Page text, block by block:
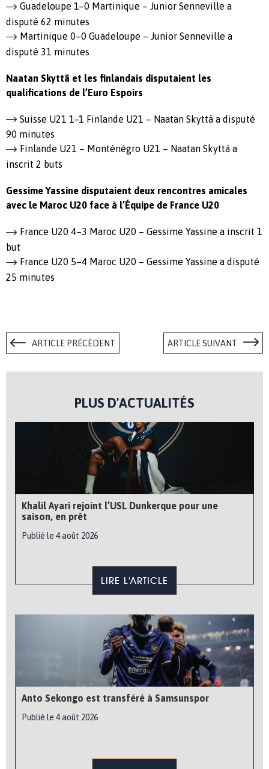
Guadeloupe 1–0 Martinique – Junior Senneville a
disputé 62 minutes
Martinique 0–0 Guadeloupe – Junior Senneville a
disputé 31 minutes
Naatan Skyttä et les finlandais disputaient les
qualifications de l’Euro Espoirs
Suisse U21 1–1 Finlande U21 – Naatan Skyttä a disputé
90 minutes
Finlande U21 – Monténégro U21 – Naatan Skyttä a
inscrit 2 buts
Gessime Yassine disputaient deux rencontres amicales
avec le Maroc U20 face à l’Équipe de France U20
France U20 4–3 Maroc U20 – Gessime Yassine a inscrit 1
but
France U20 5–4 Maroc U20 – Gessime Yassine a disputé
25 minutes
ARTICLE PRÉCÉDENT ARTICLE SUIVANT
PLUS D'ACTUALITÉS
Khalil Ayari rejoint l’USL Dunkerque pour une
saison, en prêt
Publié le 4 août 2026
LIRE L'ARTICLE
Anto Sekongo est transféré à Samsunspor
Publié le 4 août 2026